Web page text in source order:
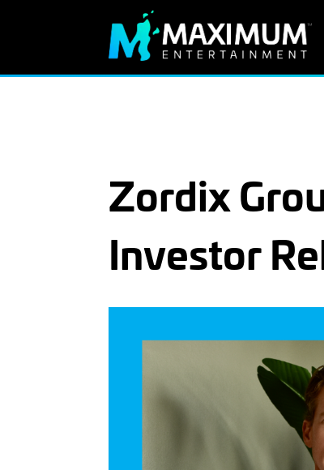
Zordix
Investor